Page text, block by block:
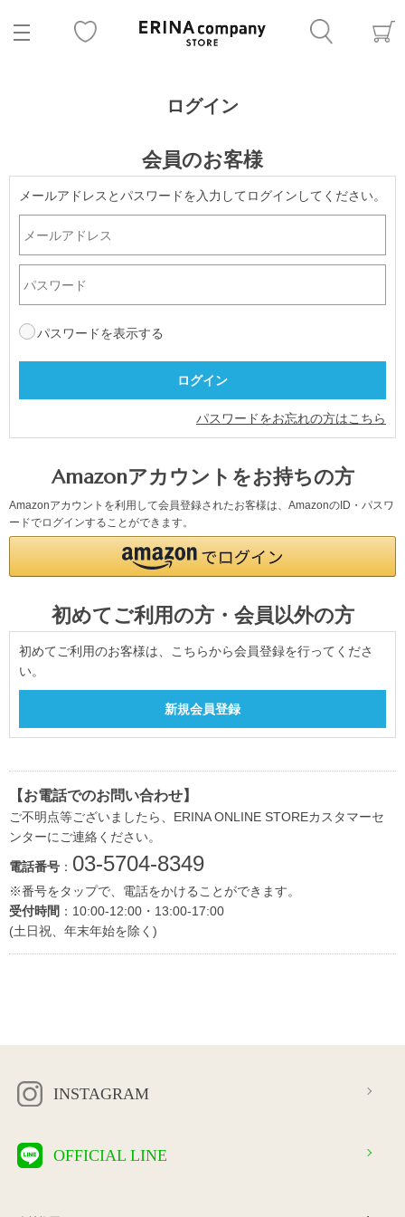
ログイン
会員のお客様
メールアドレスとパスワードを入力してログインしてください。
パスワードを表示する
パスワードをお忘れの方はこちら
Amazonアカウントをお持ちの方
Amazonアカウントを利用して会員登録されたお客様は、AmazonのID・パスワ
ードでログインすることができます。
初めてご利用の方・会員以外の方
初めてご利用のお客様は、こちらから会員登録を行ってくださ
い。
【お電話でのお問い合わせ】
ご不明点等ございましたら、ERINA ONLINE STOREカスタマーセ
ンターにご連絡ください。
電話番号 ： 03-5704-8349
※番号をタップで、電話をかけることができます。
受付時間 ：10:00-12:00・13:00-17:00
(土日祝、年末年始を除く)
INSTAGRAM
OFFICIAL LINE